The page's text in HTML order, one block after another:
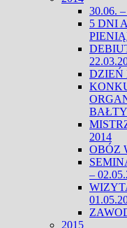
30.06.
5 DNI
DZIEŃ
2014
OBÓZ
–
2015